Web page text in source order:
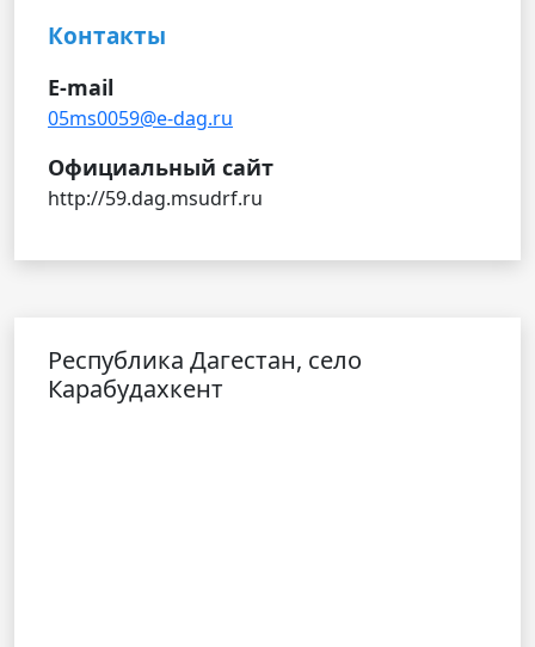
Контакты
E-mail
05ms0059@e-dag.ru
Официальный сайт
http://59.dag.msudrf.ru
Республика Дагестан, село
Карабудахкент